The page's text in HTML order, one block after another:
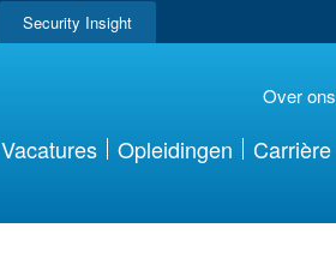
Security Insight
Over ons
Vacatures Opleidingen Carrière